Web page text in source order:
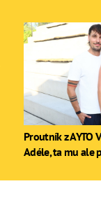
Proutník z AYTO
Adéle, ta mu ale